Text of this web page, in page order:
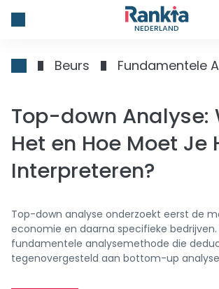
NEDERLAND
Beurs Fundamentele
Top-down Analyse:
Het en Hoe Moet Je
Interpreteren?
Top-down analyse onderzoekt eerst de
economie en daarna specifieke bedrijven.
fundamentele analysemethode die
tegenovergesteld aan bottom-up